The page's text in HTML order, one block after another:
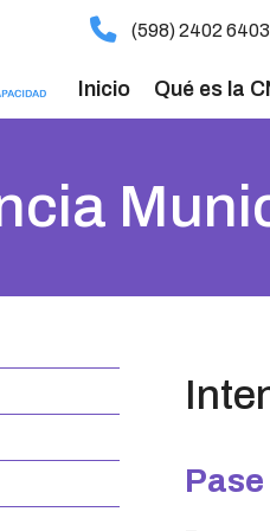
Inicio Qué es la
(598) 2402 6403